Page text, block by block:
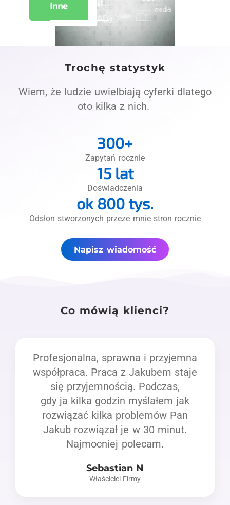
Inne
Trochę statystyk
Wiem, że ludzie uwielbiają cyferki dlatego
oto kilka z nich.
Zapytań rocznie
300+
Doświadczenia
15 lat
Odsłon stworzonych przeze mnie stron rocznie
ok 800 tys.
Napisz wiadomość
Co mówią klienci?
Profesjonalna, sprawna i przyjemna
współpraca. Praca z Jakubem staje
się przyjemnością. Podczas,
gdy ja kilka godzin myślałem jak
rozwiązać kilka problemów Pan
Jakub rozwiązał je w 30 minut.
Najmocniej polecam.
Sebastian N
Właściciel Firmy